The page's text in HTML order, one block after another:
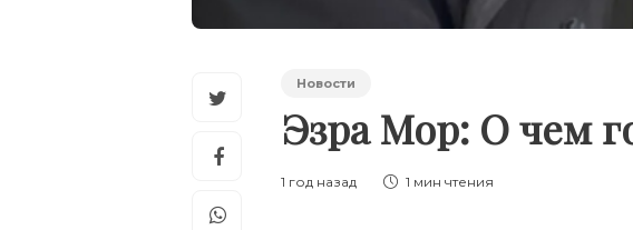
Новости
Эзра Мор: О чем
1 год назад 1 мин чтения